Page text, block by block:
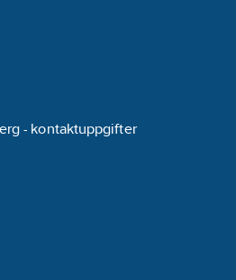
- kontaktuppgifter